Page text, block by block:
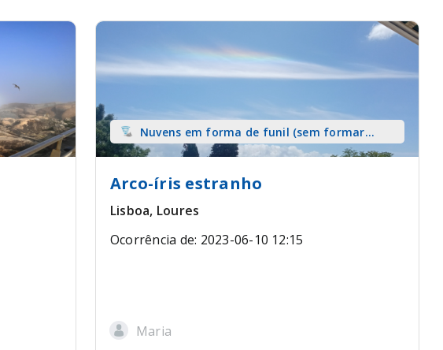
Nuvens em forma de funil (sem formar
tromba) sobre terra
Arco-íris estranho
Lisboa, Loures
Ocorrência de: 2023-06-10 12:15
Maria